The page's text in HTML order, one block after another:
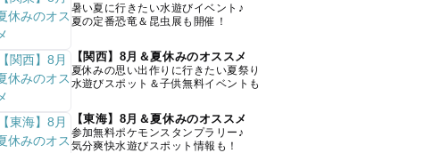
暑い夏に行きたい水遊びイベント♪
夏の定番恐竜＆昆虫展も開催！
【関西】8月＆夏休みのオススメ
夏休みの思い出作りに行きたい夏祭り
水遊びスポット＆子供無料イベントも
【東海】8月＆夏休みのオススメ
参加無料ポケモンスタンプラリー♪
気分爽快水遊びスポット情報も！